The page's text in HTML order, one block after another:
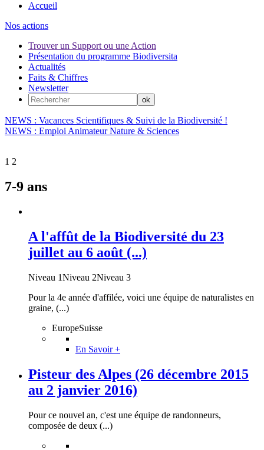
Accueil
Nos actions
Trouver un Support ou une Action
Présentation du programme Biodiversita
Actualités
Faits & Chiffres
Newsletter
NEWS : Vacances Scientifiques & Suivi de la Biodiversité !
NEWS : Emploi Animateur Nature & Sciences
1 2
7-9 ans
A l'affût de la Biodiversité du 23
juillet au 6 août (...)
Niveau 1Niveau 2Niveau 3
Pour la 4e année d'affilée, voici une équipe de naturalistes en
graine, (...)
EuropeSuisse
En Savoir +
Pisteur des Alpes (26 décembre 2015
au 2 janvier 2016)
Pour ce nouvel an, c'est une équipe de randonneurs,
composée de deux (...)